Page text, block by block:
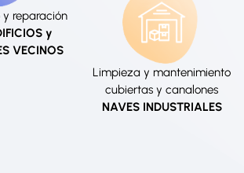
reparación
y
VECINOS
Limpieza y mantenimiento
cubiertas y canalones
NAVES INDUSTRIALES